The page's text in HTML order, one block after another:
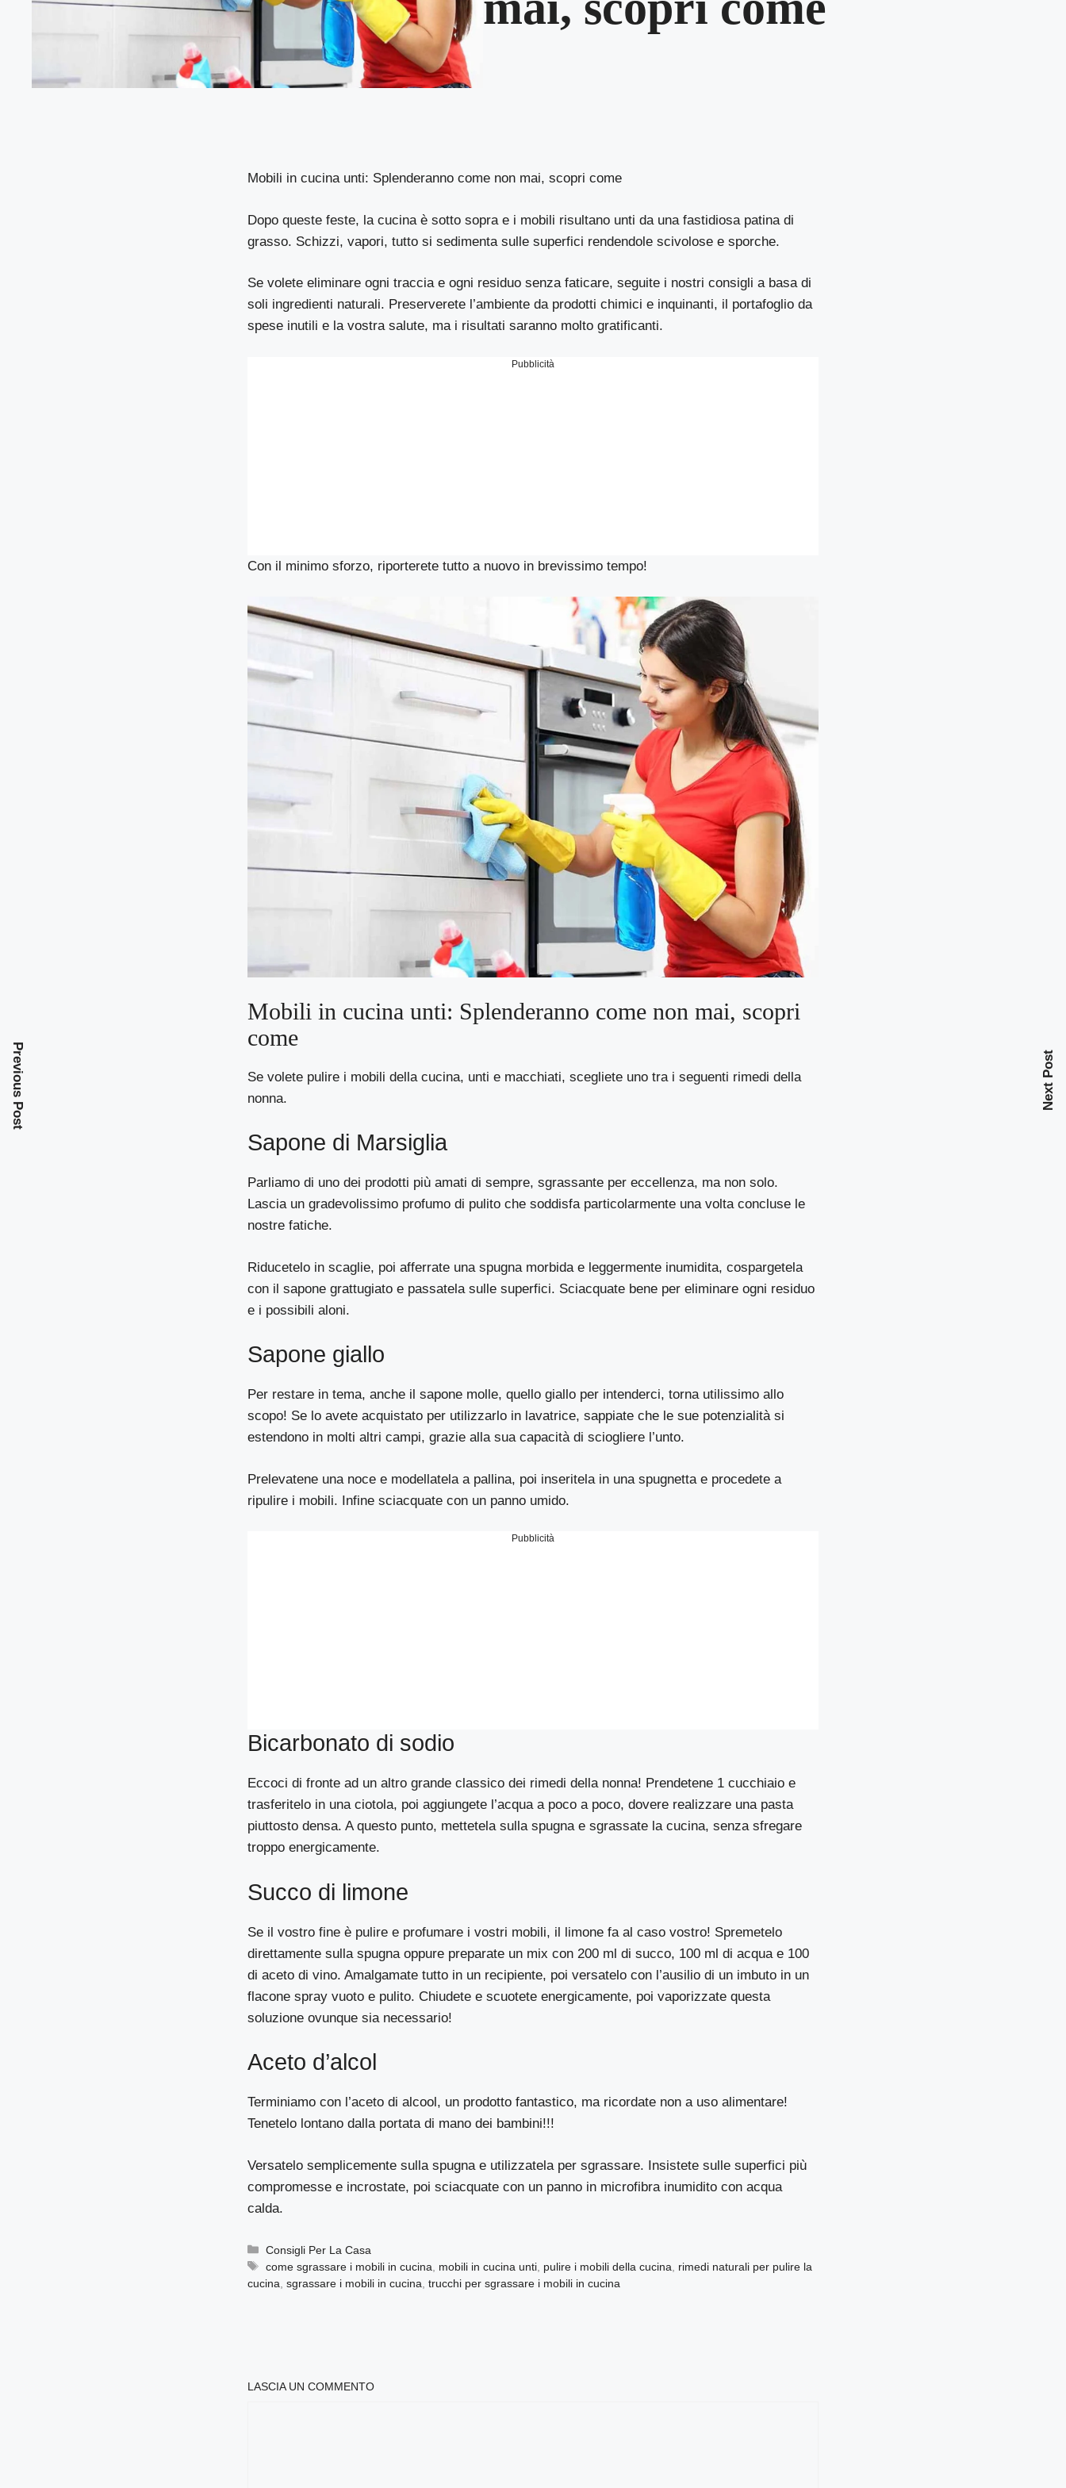
Mobili in cucina unti: Splenderanno come non mai, scopri come
Dopo queste feste, la cucina è sotto sopra e i mobili risultano unti da una fastidiosa patina di
grasso. Schizzi, vapori, tutto si sedimenta sulle superfici rendendole scivolose e sporche.
Se volete eliminare ogni traccia e ogni residuo senza faticare, seguite i nostri consigli a basa di
soli ingredienti naturali. Preserverete l’ambiente da prodotti chimici e inquinanti, il portafoglio da
spese inutili e la vostra salute, ma i risultati saranno molto gratificanti.
Pubblicità
Con il minimo sforzo, riporterete tutto a nuovo in brevissimo tempo!
Mobili in cucina unti: Splenderanno come non mai, scopri
come
Se volete pulire i mobili della cucina, unti e macchiati, scegliete uno tra i seguenti rimedi della
nonna.
Sapone di Marsiglia
Parliamo di uno dei prodotti più amati di sempre, sgrassante per eccellenza, ma non solo.
Lascia un gradevolissimo profumo di pulito che soddisfa particolarmente una volta concluse le
nostre fatiche.
Riducetelo in scaglie, poi afferrate una spugna morbida e leggermente inumidita, cospargetela
con il sapone grattugiato e passatela sulle superfici. Sciacquate bene per eliminare ogni residuo
e i possibili aloni.
Sapone giallo
Per restare in tema, anche il sapone molle, quello giallo per intenderci, torna utilissimo allo
scopo! Se lo avete acquistato per utilizzarlo in lavatrice, sappiate che le sue potenzialità si
estendono in molti altri campi, grazie alla sua capacità di sciogliere l’unto.
Prelevatene una noce e modellatela a pallina, poi inseritela in una spugnetta e procedete a
ripulire i mobili. Infine sciacquate con un panno umido.
Pubblicità
Bicarbonato di sodio
Eccoci di fronte ad un altro grande classico dei rimedi della nonna! Prendetene 1 cucchiaio e
trasferitelo in una ciotola, poi aggiungete l’acqua a poco a poco, dovere realizzare una pasta
piuttosto densa. A questo punto, mettetela sulla spugna e sgrassate la cucina, senza sfregare
troppo energicamente.
Succo di limone
Se il vostro fine è pulire e profumare i vostri mobili, il limone fa al caso vostro! Spremetelo
direttamente sulla spugna oppure preparate un mix con 200 ml di succo, 100 ml di acqua e 100
di aceto di vino. Amalgamate tutto in un recipiente, poi versatelo con l’ausilio di un imbuto in un
flacone spray vuoto e pulito. Chiudete e scuotete energicamente, poi vaporizzate questa
soluzione ovunque sia necessario!
Aceto d’alcol
Terminiamo con l’aceto di alcool, un prodotto fantastico, ma ricordate non a uso alimentare!
Tenetelo lontano dalla portata di mano dei bambini!!!
Versatelo semplicemente sulla spugna e utilizzatela per sgrassare. Insistete sulle superfici più
compromesse e incrostate, poi sciacquate con un panno in microfibra inumidito con acqua
calda.
Categorie
Consigli Per La Casa
Tag
come sgrassare i mobili in cucina mobili in cucina unti pulire i mobili della cucina
rimedi naturali per pulire la
cucina sgrassare i mobili in cucina trucchi per sgrassare i mobili in cucina
Previous Post Next Post
LASCIA UN COMMENTO